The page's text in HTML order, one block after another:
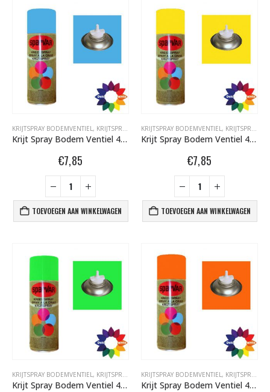
KRIJTSPRAY BODEMVENTIEL, KRIJTSPRAY BODEMVENTIEL 400 ML ,SPARVAR GRAFFITI
Krijt Spray Bodem Ventiel 400ml aFluor Blauw 6001036
€7,85
TOEVOEGEN AAN WINKELWAGEN
KRIJTSPRAY BODEMVENTIEL, KRIJTSPRAY BODEMVENTIEL 400 ML
Krijt Spray Bodem Ventiel 400ml aFluor Geel 6001012
€7,85
TOEVOEGEN AAN WINKELWAGEN
KRIJTSPRAY BODEMVENTIEL, KRIJTSPRAY BODEMVENTIEL 400 ML ,SPARVAR GRAFFITI
Krijt Spray Bodem Ventiel 400ml aFluor Groen 6000992
KRIJTSPRAY BODEMVENTIEL, KRIJTSPRAY BODEMVENTIEL 400 ML
Krijt Spray Bodem Ventiel 400ml aFluor Oranje 6001005